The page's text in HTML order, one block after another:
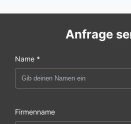
Anfrage
Name *
Firmenname